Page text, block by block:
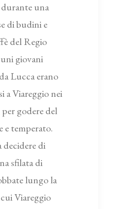
durante una
di budini e
del Regio
giovani
Lucca erano
a Viareggio nei
godere del
e temperato.
di
sfilata di
lungo la
Viareggio